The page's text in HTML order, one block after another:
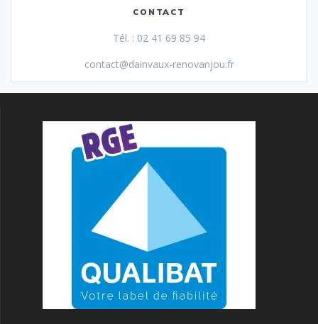
CONTACT
Tél. : 02 41 69 85 94
contact@dainvaux-renovanjou.fr